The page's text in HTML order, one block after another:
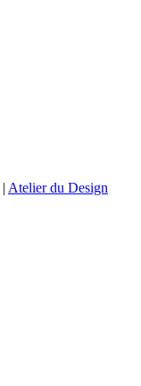
| Atelier du Design